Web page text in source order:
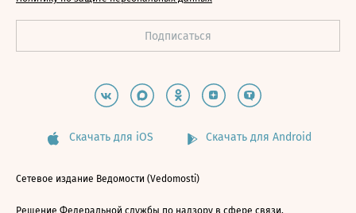
Скачать для iOS Скачать для Android
Сетевое издание Ведомости (Vedomosti)
Решение Федеральной службы по надзору в сфере связи,